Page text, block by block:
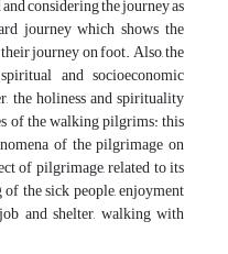
considering the journey as
journey which shows the
journey on foot. Also, the
and socioeconomic
the holiness and spirituality
of the walking pilgrims: this
of the pilgrimage on
of pilgrimage, related to its
the sick people, enjoyment
and shelter, walking with